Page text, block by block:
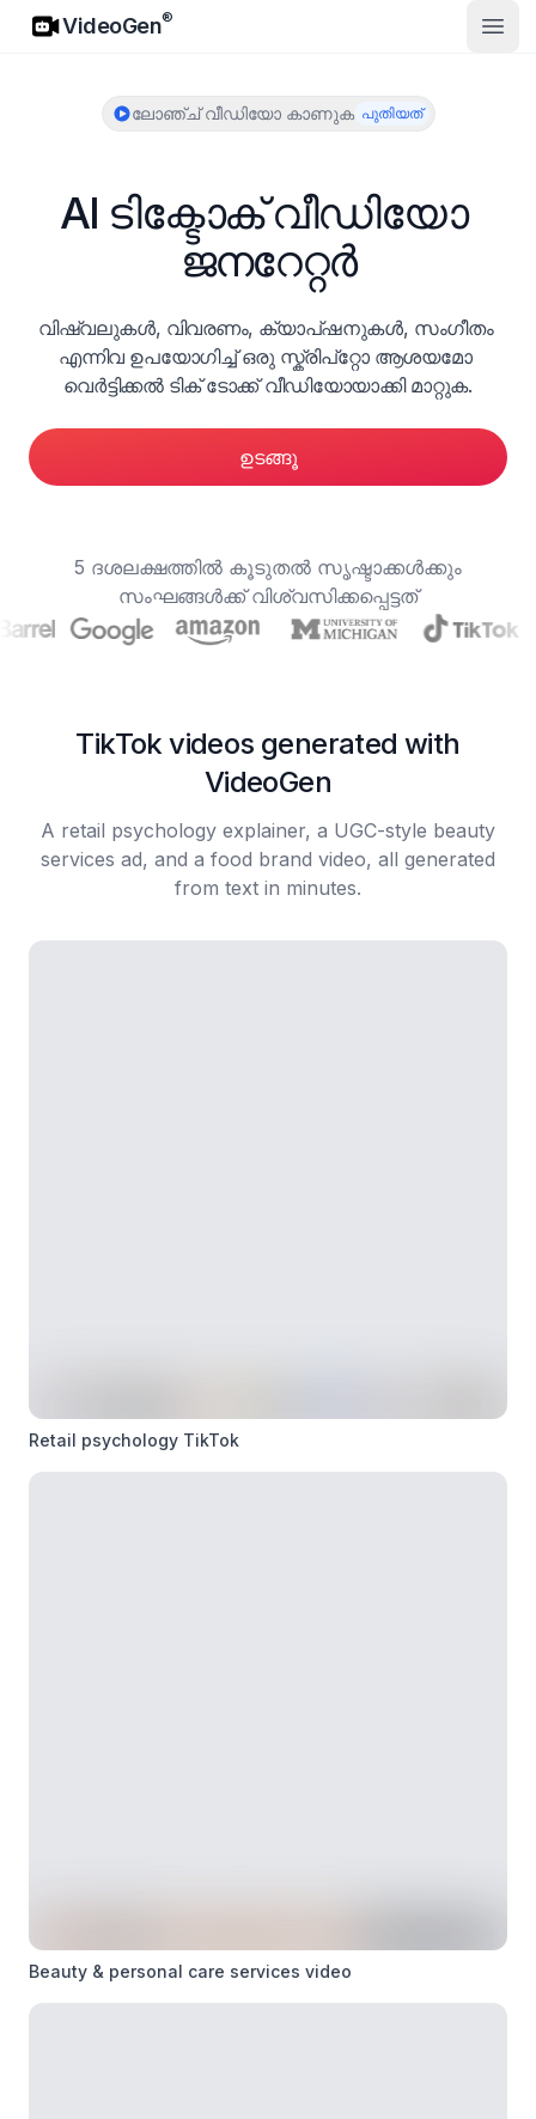
VideoGen
VideoGen®
ലോഞ്ച് വീഡിയോ കാണുക പുതിയത്
AI ടിക്ടോക് വീഡിയോ
ജനറേറ്റർ
വിഷ്വലുകൾ, വിവരണം, ക്യാപ്ഷനുകൾ, സംഗീതം
എന്നിവ ഉപയോഗിച്ച് ഒരു സ്ക്രിപ്റ്റോ ആശയമോ
വെർട്ടിക്കൽ ടിക് ടോക്ക് വീഡിയോയാക്കി മാറ്റുക.
ഉടങ്ങൂ
5 ദശലക്ഷത്തിൽ കൂടുതൽ സൃഷ്ടാക്കൾക്കും
സംഘങ്ങൾക്ക് വിശ്വസിക്കപ്പെട്ടത്
TikTok videos generated with
VideoGen
A retail psychology explainer, a UGC-style beauty
services ad, and a food brand video, all generated
from text in minutes.
Retail psychology TikTok
Beauty & personal care services video